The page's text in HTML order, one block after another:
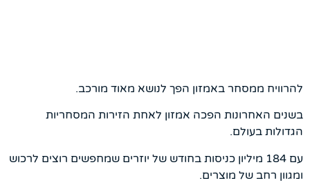
להרוויח ממסחר באמזון הפך לנושא מאוד מורכב.
בשנים האחרונות הפכה אמזון לאחת הזירות המסחריות
הגדולות בעולם.
עם 184 מיליון כניסות בחודש של יוזרים שמחפשים רוצים לרכוש
ומגוון רחב של מוצרים.